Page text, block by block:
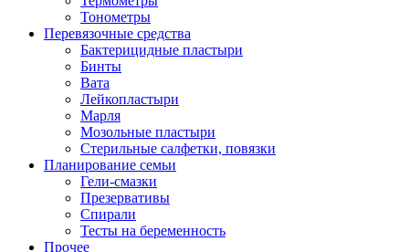
Тонометры
Перевязочные средства
Бактерицидные пластыри
Бинты
Вата
Лейкопластыри
Марля
Мозольные пластыри
Стерильные салфетки, повязки
Планирование семьи
Гели-смазки
Презервативы
Спирали
Тесты на беременность
Прочее